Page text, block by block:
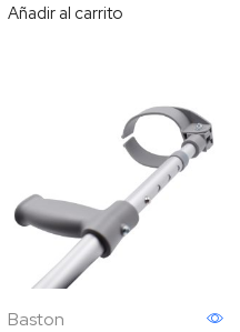
Añadir al carrito
Baston